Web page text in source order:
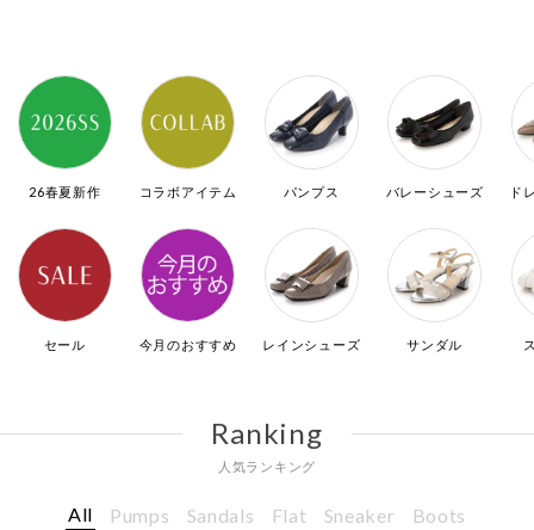
26春夏新作
セール
コラボアイテム
今月のおすすめ
パンプス
レインシューズ
バレーシューズ
サンダル
ド
Ranking
人気ランキング
All Pumps Sandals Flat Sneaker Boots